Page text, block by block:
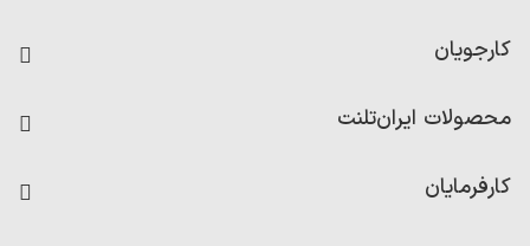
کارجویان
رزومه ساز
امتیاز شرکت‌ها
محصولات ایران‌تلنت
کارفرمایان